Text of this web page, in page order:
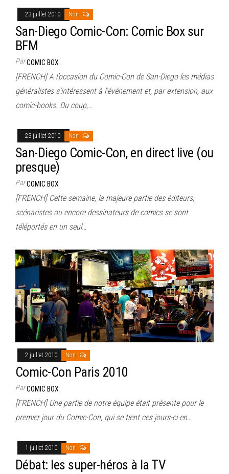
23 juillet 2010 Non
San-Diego Comic-Con: Comic Box sur
BFM
ParCOMIC BOX
[FRENCH] A l’occasion du Comic-Con de San-Diego les médias
généralistes s’intéressent à l’événement et, par extension, aux
comic-books. Du coup,…
23 juillet 2010 Non
San-Diego Comic-Con, en direct live (ou
presque)
ParCOMIC BOX
[FRENCH] Cette semaine, la majeure partie des éditeurs,
scénaristes ou encore dessinateurs de comics se sont
téléportés en un seul…
2 juillet 2010 Non
Comic-Con Paris 2010
ParCOMIC BOX
[FRENCH] Une partie de notre équipe était présente pour le
premier jour du Comic-Con, qui se tient ces jours-ci en…
1 juillet 2010 Non
Débat: les super-héros à la TV